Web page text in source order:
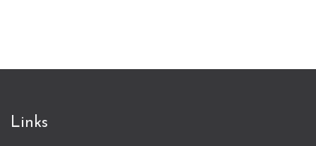
Links